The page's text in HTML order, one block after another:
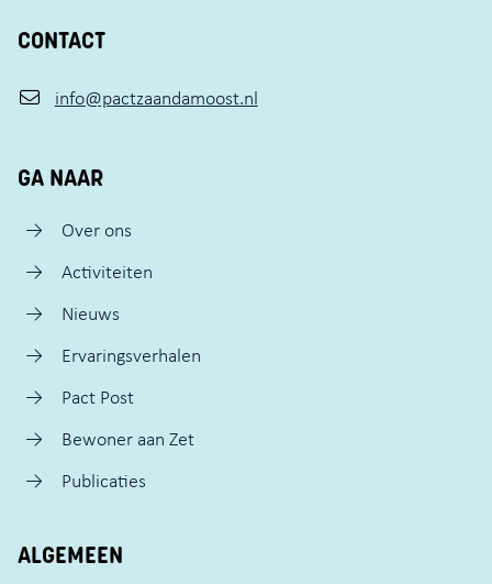
CONTACT
info@pactzaandamoost.nl
GA NAAR
Over ons
Activiteiten
Nieuws
Ervaringsverhalen
Pact Post
Bewoner aan Zet
Publicaties
ALGEMEEN